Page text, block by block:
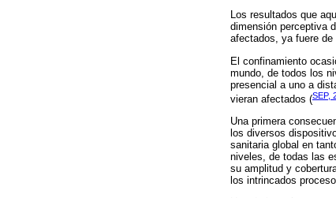
Los resultados que
dimensión perceptiva
afectados, ya fuere
El confinamiento
mundo, de todos los
presencial a uno a
vieran afectados (SEP,
Una primera
los diversos
sanitaria global en
niveles, de todas las
su amplitud y
los intrincados